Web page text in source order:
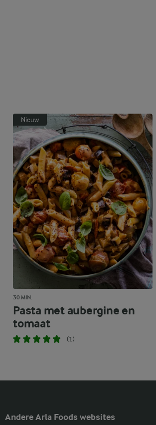
Nieuw
30 MIN.
Pasta met aubergine en
tomaat
(1)
Andere Arla Foods websites